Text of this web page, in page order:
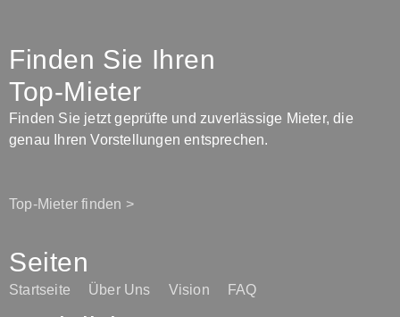
Finden Sie Ihren
Top-Mieter
Finden Sie jetzt geprüfte und zuverlässige Mieter, die
genau Ihren Vorstellungen entsprechen.
Top-Mieter finden >
Seiten
Startseite Über Uns Vision FAQ